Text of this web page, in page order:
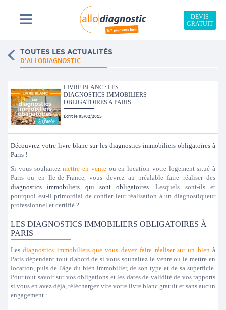
DEVIS
GRATUIT
TOUTES LES ACTUALITÉS
D'ALLODIAGNOSTIC
LIVRE BLANC : LES
DIAGNOSTICS IMMOBILIERS
OBLIGATOIRES A PARIS
Écrit le 05/02/2015
Découvrez votre livre blanc sur les diagnostics immobiliers obligatoires à
Paris !
Si vous souhaitezmettre en venteou en location votre logement situé à
Paris ou en Ile-de-France, vous devrez au préalable faire réaliser des
diagnostics immobiliers qui sont obligatoires. Lesquels sont-ils et
pourquoi est-il primordial de confier leur réalisation à un diagnostiqueur
professionnel et certifié ?
LES DIAGNOSTICS IMMOBILIERS OBLIGATOIRES À
PARIS
Lesdiagnostics immobiliers que vous devez faire réaliser sur un bienà
Paris dépendant tout d'abord de si vous souhaitez le venre ou le mettre en
location, puis de l'âge du bien immobilier, de son type et de sa superficie.
Pour tout savoir sur vos obligations et les dates de validité de vos rapports
si vous en avez déjà, téléchargez vite votre livre blanc gratuit et sans aucun
engagement :